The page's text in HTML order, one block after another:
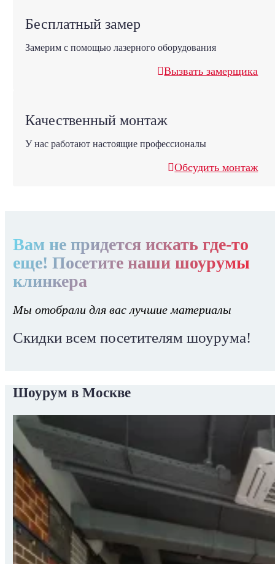
Бесплатный замер
Замерим с помощью лазерного оборудования
Вызвать замерщика
Качественный монтаж
У нас работают настоящие профессионалы
Обсудить монтаж
Вам не придется искать где-то
еще! Посетите наши шоурумы
клинкера
Мы отобрали для вас лучшие материалы
Скидки всем посетителям шоурума!
Шоурум в Москве